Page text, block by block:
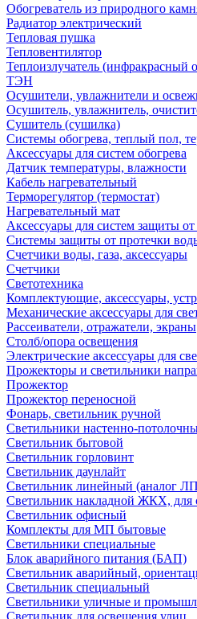
Обогреватель из природного
Радиатор электрический
Тепловая пушка
Тепловентилятор
Теплоизлучатель (инфракрасный
ТЭН
Осушители, увлажнители и
Осушитель, увлажнитель,
Сушитель (сушилка)
Системы обогрева, теплый пол,
Аксессуары для систем обогрева
Датчик температуры, влажности
Кабель нагревательный
Терморегулятор (термостат)
Нагревательный мат
Аксессуары для систем защиты
Системы защиты от протечки
Счетчики воды, газа, аксессуары
Счетчики
Светотехника
Комплектующие, аксессуары,
Механические аксессуары для
Рассеиватели, отражатели, экраны
Столб/опора освещения
Электрические аксессуары для
Прожекторы и светильники
Прожектор
Прожектор переносной
Фонарь, светильник ручной
Светильники настенно-
Светильник бытовой
Светильник горловинт
Светильник даунлайт
Светильник линейный (аналог
Светильник накладной ЖКХ, для
Светильник офисный
Комплекты для МП бытовые
Светильники специальные
Блок аварийного питания (БАП)
Светильник аварийный,
Светильник специальный
Светильники уличные и
Светильник для освещения улиц